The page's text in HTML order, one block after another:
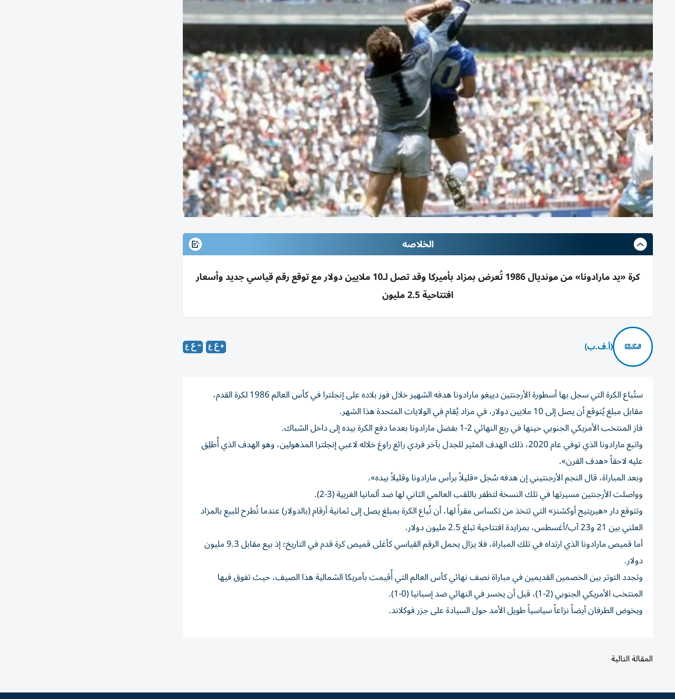
الخلاصه
كرة «يد مارادونا» من مونديال 1986 تُعرض بمزاد بأميركا وقد تصل لـ10 ملايين دولار مع توقع رقم قياسي جديد وأسعار
افتتاحية 2.5 مليون
(أ.ف.ب)
ستُباع الكرة التي سجل بها أسطورة الأرجنتين دييغو مارادونا هدفه الشهير خلال فوز بلاده على إنجلترا في كأس العالم 1986 لكرة القدم،
مقابل مبلغ يُتوقع أن يصل إلى 10 ملايين دولار، في مزاد يُقام في الولايات المتحدة هذا الشهر.
فاز المنتخب الأمريكي الجنوبي حينها في ربع النهائي 2-1 بفضل مارادونا بعدما دفع الكرة بيده إلى داخل الشباك.
واتبع مارادونا الذي توفي عام 2020، ذلك الهدف المثير للجدل بآخر فردي رائع راوغ خلاله لاعبي إنجلترا المذهولين، وهو الهدف الذي أُطلِق
عليه لاحقاً «هدف القرن».
وبعد المباراة، قال النجم الأرجنتيني إن هدفه سُجل «قليلاً برأس مارادونا وقليلاً بيده».
وواصلت الأرجنتين مسيرتها في تلك النسخة لتظفر باللقب العالمي الثاني لها ضد ألمانيا الغربية (3-2).
وتتوقع دار «هيريتيج أوكشنز» التي تتخذ من تكساس مقراً لها، أن تُباع الكرة بمبلغ يصل إلى ثمانية أرقام (بالدولار) عندما تُطرح للبيع بالمزاد
العلني بين 21 و23 آب/أغسطس، بمزايدة افتتاحية تبلغ 2.5 مليون دولار.
أما قميص مارادونا الذي ارتداه في تلك المباراة، فلا يزال يحمل الرقم القياسي كأغلى قميص كرة قدم في التاريخ؛ إذ بيع مقابل 9.3 مليون
دولار.
وتجدد التوتر بين الخصمين القديمين في مباراة نصف نهائي كأس العالم التي أُقيمت بأمريكا الشمالية هذا الصيف، حيث تفوق فيها
المنتخب الأمريكي الجنوبي (2-1)، قبل أن يخسر في النهائي ضد إسبانيا (0-1).
ويخوض الطرفان أيضاً نزاعاً سياسياً طويل الأمد حول السيادة على جزر فوكلاند.
المقالة التالية